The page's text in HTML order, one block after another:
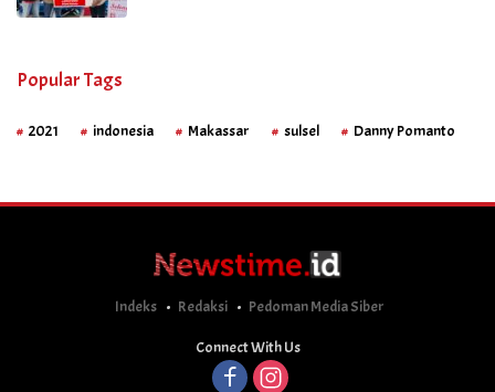
Popular Tags
2021 indonesia Makassar sulsel Danny Pomanto
Indeks Redaksi Pedoman Media Siber
Connect With Us